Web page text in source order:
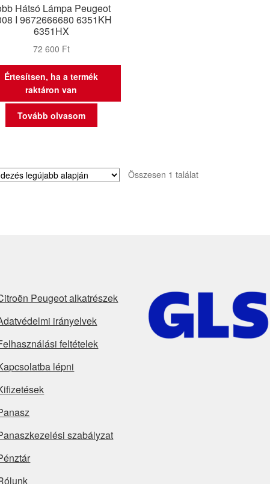
Hátsó Lámpa Peugeot
I 9672666680 6351KH
6351HX
72 600 Ft
Értesítsen, ha a termék
raktáron van
Tovább olvasom
Összesen 1 találat
Peugeot alkatrészek
irányelvek
feltételek
lépni
szabályzat